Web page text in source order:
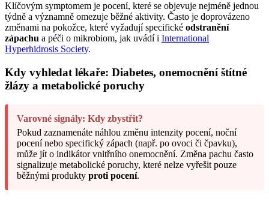
Klíčovým symptomem je pocení, které se objevuje nejméně jednou
týdně a významně omezuje běžné aktivity. Často je doprovázeno
změnami na pokožce, které vyžadují specifické odstranění
zápachu a péči o mikrobiom, jak uvádí i International
Hyperhidrosis Society.
Kdy vyhledat lékaře: Diabetes, onemocnění štítné
žlázy a metabolické poruchy
Varovné signály: Kdy zbystřit?
Pokud zaznamenáte náhlou změnu intenzity pocení, noční
pocení nebo specifický zápach (např. po ovoci či čpavku),
může jít o indikátor vnitřního onemocnění. Změna pachu často
signalizuje metabolické poruchy, které nelze vyřešit pouze
běžnými produkty proti pocení.